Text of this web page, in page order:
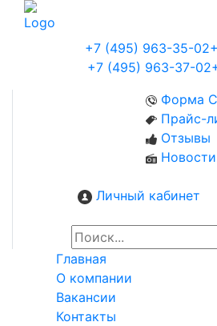
+7 (495) 963-35-02
+7 (495) 963-37-02
Форма
Прайс-
Отзывы
Новости
Личный кабинет
Главная
О компании
Вакансии
Контакты